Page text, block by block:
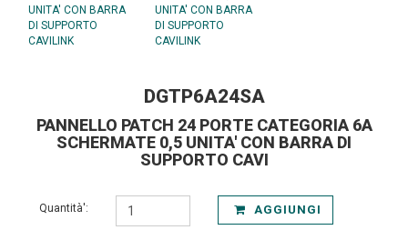
DGTP6A24SA
PANNELLO PATCH 24 PORTE CATEGORIA 6A
SCHERMATE 0,5 UNITA' CON BARRA DI
SUPPORTO CAVI
Quantità': AGGIUNGI